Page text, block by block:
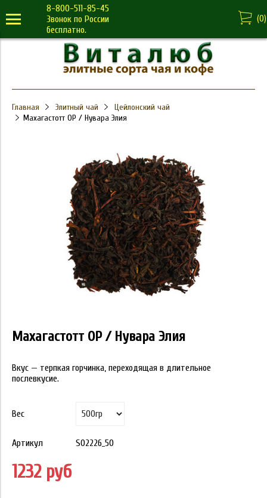
8-800-511-85-45
Звонок по России
бесплатно.
(0)
Главная Элитный чай
Цейлонский чай
Махагастотт OP / Нувара Элия
Махагастотт OP / Нувара Элия
Вкус — терпкая горчинка, переходящая в длительное
послевкусие.
Вес
Артикул S02226_50
1232 руб